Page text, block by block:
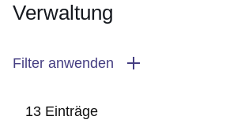
Verwaltung
Filter anwenden
13 Einträge